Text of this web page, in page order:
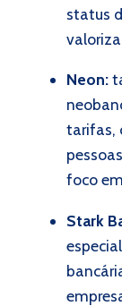
status
Neon:
tarifas,
foco
Stark